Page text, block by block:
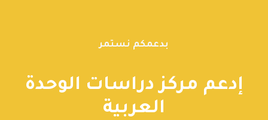
بدعمكم نستمر
إدعم مركز دراسات الوحدة
العربية